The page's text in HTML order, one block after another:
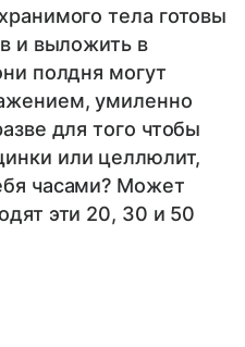
тела готовы
и выложить в
полдня могут
умиленно
для того чтобы
или целлюлит,
часами? Может
эти 20, 30 и 50